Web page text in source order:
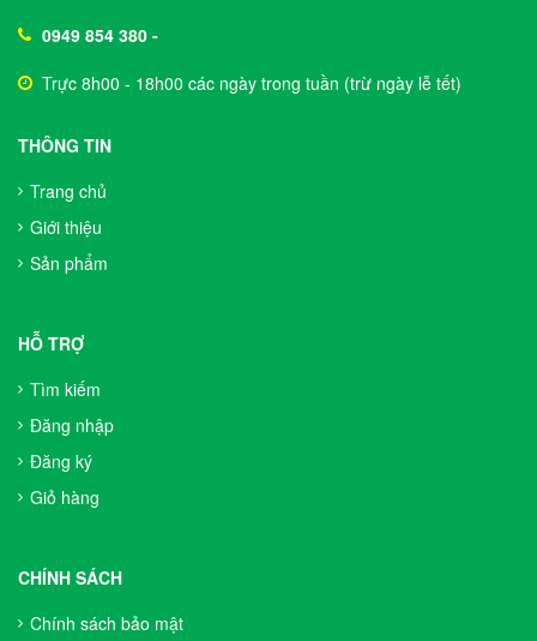
0949 854 380 -
Trực 8h00 - 18h00 các ngày trong tuần (trừ ngày lễ tết)
THÔNG TIN
Trang chủ
Giới thiệu
Sản phẩm
HỖ TRỢ
Tìm kiếm
Đăng nhập
Đăng ký
Giỏ hàng
CHÍNH SÁCH
Chính sách bảo mật